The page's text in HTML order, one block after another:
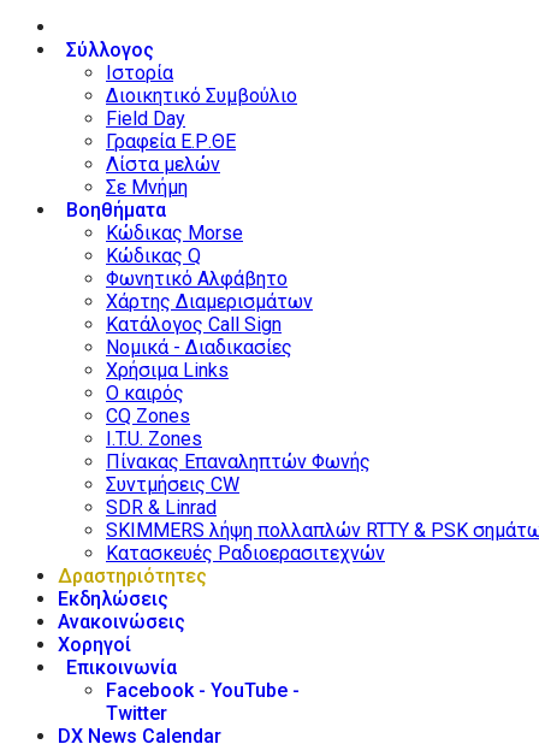
Σύλλογος
Ιστορία
Διοικητικό Συμβούλιο
Field Day
Γραφεία Ε.Ρ.ΘΕ
Λίστα μελών
Σε Μνήμη
Βοηθήματα
Κώδικας Morse
Κώδικας Q
Φωνητικό Αλφάβητο
Χάρτης Διαμερισμάτων
Κατάλογος Call Sign
Νομικά - Διαδικασίες
Χρήσιμα Links
Ο καιρός
CQ Zones
I.T.U. Zones
Πίνακας Επαναληπτών Φωνής
Συντμήσεις CW
SDR & Linrad
SKIMMERS λήψη πολλαπλών RTTY & PSK
Κατασκευές Ραδιοερασιτεχνών
Δραστηριότητες
Εκδηλώσεις
Ανακοινώσεις
Χορηγοί
Επικοινωνία
Facebook - YouTube -
Twitter
DX News Calendar